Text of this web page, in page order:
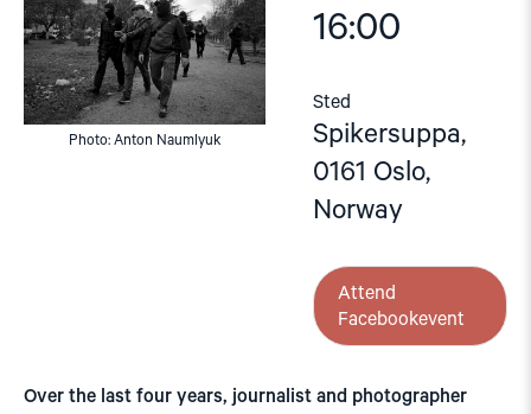
Photo: Anton Naumlyuk
16:00
Sted
Spikersuppa,
0161 Oslo,
Norway
Attend
Facebookevent
Over the last four years, journalist and photographer